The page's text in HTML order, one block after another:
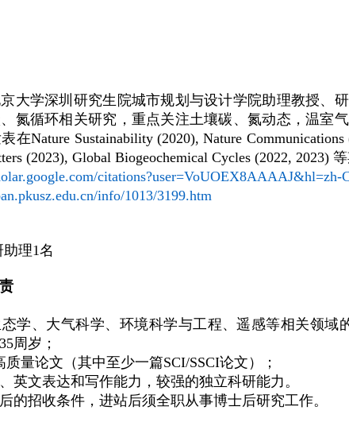
大学深圳研究生院城市规划与设计学院助理教授、
氮循环相关研究，重点关注土壤碳、氮动态，温室
在Nature Sustainability (2020), Nature
(2023), Global Biogeochemical Cycles (2022, 2023) 等
citations?user=VoUOEX8AAAAJ&hl=zh-
info/1013/3199.htm
理1名
学、大气科学、环境科学与工程、遥感等相关领域
周岁；
量论文（其中至少一篇SCI/SSCI论文）；
英文表达和写作能力，较强的独立科研能力。
的招收条件，进站后须全职从事博士后研究工作。